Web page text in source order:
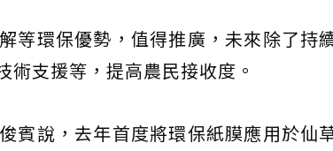
等環保優勢，值得推廣，未來除了持
支援等，提高農民接收度。
賓說，去年首度將環保紙膜應用於仙